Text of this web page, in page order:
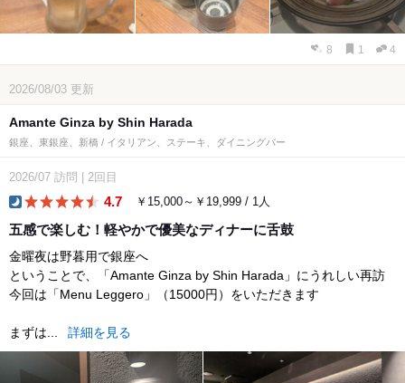
8 1 4
2026/08/03 更新
Amante Ginza by Shin Harada
銀座、東銀座、新橋 / イタリアン、ステーキ、ダイニングバー
2026/07 訪問 2回目
4.7 ￥15,000～￥19,999 / 1人
五感で楽しむ！軽やかで優美なディナーに舌鼓
金曜夜は野暮用で銀座へ
ということで、「Amante Ginza by Shin Harada」にうれしい再訪
今回は「Menu Leggero」（15000円）をいただきます
まずは... 詳細を見る